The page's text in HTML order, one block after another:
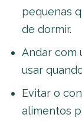
pequenas
de dormir.
Andar com
usar
Evitar o
alimentos